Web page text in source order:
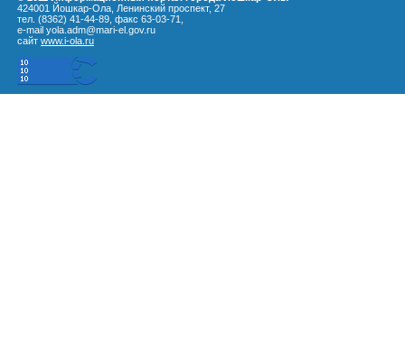
424001 Йошкар-Ола, Ленинский проспект, 27
тел. (8362) 41-44-89, факс 63-03-71,
e-mail yola.adm@mari-el.gov.ru
сайт www.i-ola.ru